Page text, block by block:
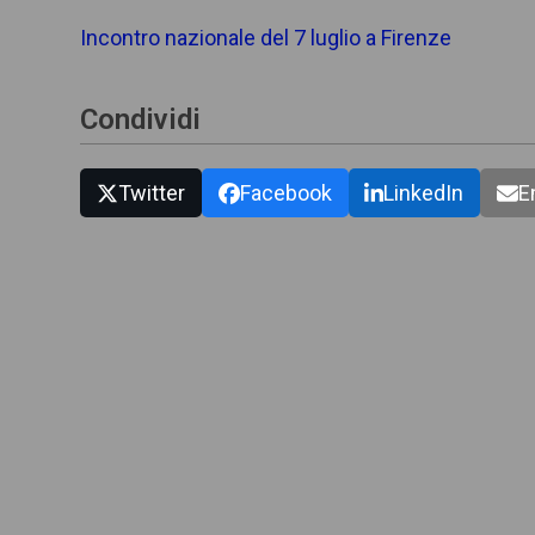
Incontro nazionale del 7 luglio a Firenze
Condividi
Twitter Facebook LinkedIn